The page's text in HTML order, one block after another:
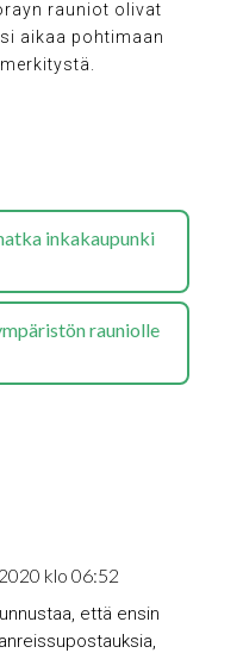
rauniot olivat
aikaa pohtimaan
inkakaupunki
rauniolle
klo 06:52
että ensin